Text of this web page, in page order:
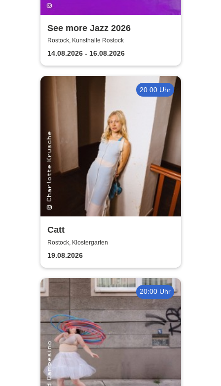
See more Jazz 2026
Rostock, Kunsthalle Rostock
14.08.2026 - 16.08.2026
20:00 Uhr
Catt
Rostock, Klostergarten
19.08.2026
20:00 Uhr